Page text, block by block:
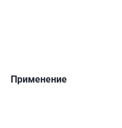
Применение